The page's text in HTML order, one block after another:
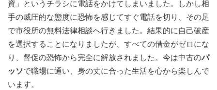
資」というチラシに電話をかけてしまいました。しかし相
手の威圧的な態度に恐怖を感じてすぐ電話を切り、その足
で市役所の無料法律相談へ行きました。結果的に自己破産
を選択することになりましたが、すべての借金がゼロにな
り、督促の恐怖から完全に解放されました。今は中古のパ
ッソで職場に通い、身の丈に合った生活を心から楽しんで
います。